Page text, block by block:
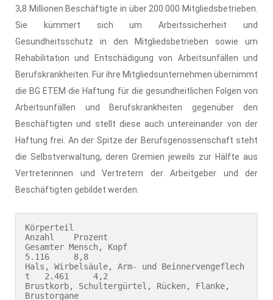
3,8 Millionen Beschäftigte in über 200.000 Mitgliedsbetrieben.
Sie kümmert sich um Arbeitssicherheit und
Gesundheitsschutz in den Mitgliedsbetrieben sowie um
Rehabilitation und Entschädigung von Arbeitsunfällen und
Berufskrankheiten. Für ihre Mitgliedsunternehmen übernimmt
die BG ETEM die Haftung für die gesundheitlichen Folgen von
Arbeitsunfällen und Berufskrankheiten gegenüber den
Beschäftigten und stellt diese auch untereinander von der
Haftung frei. An der Spitze der Berufsgenossenschaft steht
die Selbstverwaltung, deren Gremien jeweils zur Hälfte aus
Vertreterinnen und Vertretern der Arbeitgeber und der
Beschäftigten gebildet werden.
Körperteil
Anzahl    Prozent
Gesamter Mensch, Kopf
5.116     8,8
Hals, Wirbelsäule, Arm- und Beinnervengeflech
t   2.461     4,2
Brustkorb, Schultergürtel, Rücken, Flanke,
Brustorgane